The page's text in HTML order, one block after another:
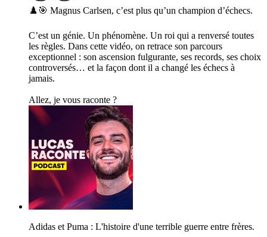
♟️🎯 Magnus Carlsen, c’est plus qu’un champion d’échecs.
C’est un génie. Un phénomène. Un roi qui a renversé toutes
les règles. Dans cette vidéo, on retrace son parcours
exceptionnel : son ascension fulgurante, ses records, ses choix
controversés… et la façon dont il a changé les échecs à
jamais.
Allez, je vous raconte ?
Adidas et Puma : L'histoire d'une terrible guerre entre frères.